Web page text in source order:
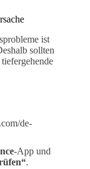
ist
sollten
de-
-App und
.